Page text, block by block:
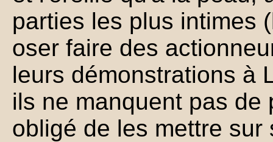
parties les plus intimes
oser faire des
leurs démonstrations à
ils ne manquent pas de
obligé de les mettre sur